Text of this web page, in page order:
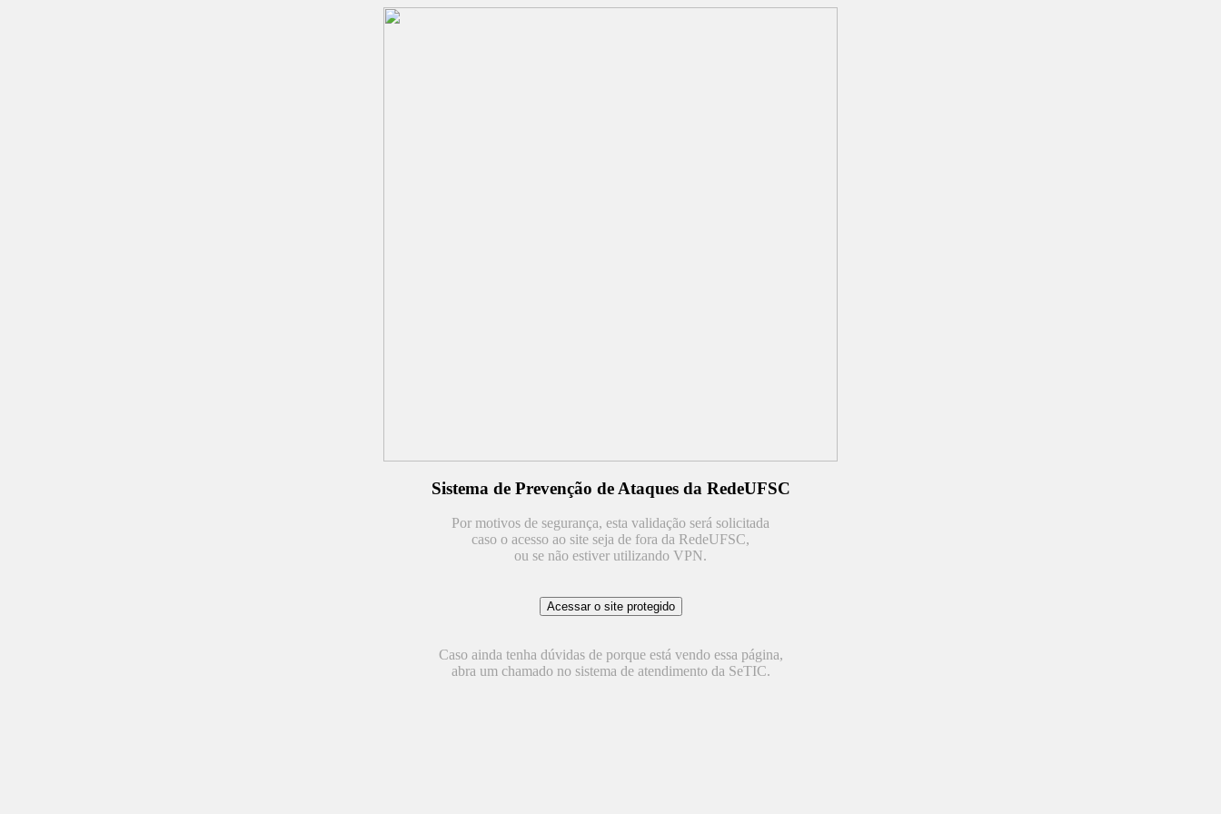
Sistema de Prevenção de Ataques da RedeUFSC
Por motivos de segurança, esta validação será solicitada
caso o acesso ao site seja de fora da RedeUFSC,
ou se não estiver utilizando VPN.
Caso ainda tenha dúvidas de porque está vendo essa página,
abra um chamado no sistema de atendimento da SeTIC.